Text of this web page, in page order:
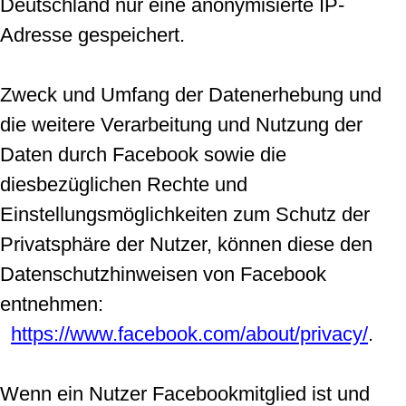
Deutschland nur eine anonymisierte IP-
Adresse gespeichert.
Zweck und Umfang der Datenerhebung und
die weitere Verarbeitung und Nutzung der
Daten durch Facebook sowie die
diesbezüglichen Rechte und
Einstellungsmöglichkeiten zum Schutz der
Privatsphäre der Nutzer, können diese den
Datenschutzhinweisen von Facebook
entnehmen:
https://www.facebook.com/about/privacy/.
Wenn ein Nutzer Facebookmitglied ist und